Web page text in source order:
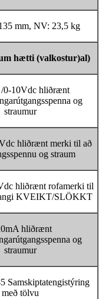
mm, NV: 23,5 kg
hætti (valkostur)al)
0-10Vdc hliðrænt
og
straumur
hliðrænt merki til að
og straum
hliðrænt rofamerki til
KVEIKT/SLÖKKT
hliðrænt
og
straumur
Samskiptatengistýring
með tölvu